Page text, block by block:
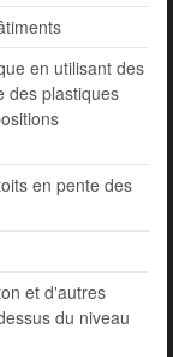
en utilisant des
des plastiques
en pente des
et d'autres
du niveau